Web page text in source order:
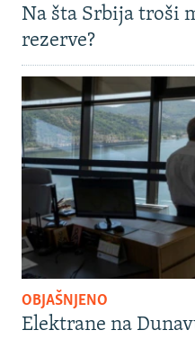
Na šta Srbija troši
rezerve?
OBJAŠNJENO
Elektrane na